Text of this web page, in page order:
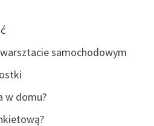
samochodowym
w domu?